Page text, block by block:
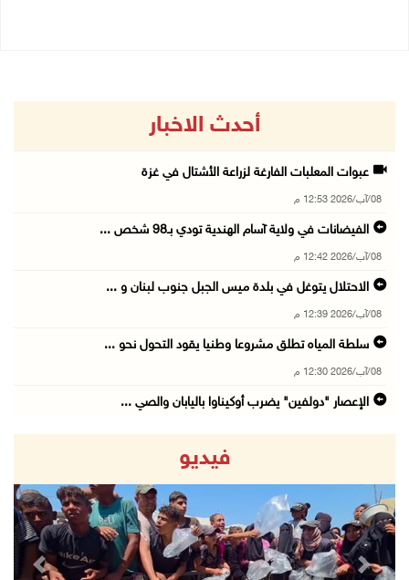
أحدث الاخبار
عبوات المعلبات الفارغة لزراعة الأشتال في غزة
08/آب/2026 12:53 م
الفيضانات في ولاية آسام الهندية تودي بـ98 شخص ...
08/آب/2026 12:42 م
الاحتلال يتوغل في بلدة ميس الجبل جنوب لبنان و ...
08/آب/2026 12:39 م
سلطة المياه تطلق مشروعا وطنيا يقود التحول نحو ...
08/آب/2026 12:30 م
الإعصار "دولفين" يضرب أوكيناوا باليابان والصي ...
08/آب/2026 11:44 ص
الاحتلال يواصل تجريف أراضٍ في سنجل شمال رام ...
08/آب/2026 11:35 ص
منتخبنا الوطني للتايكواندو يستهل مشاركته في ب ...
فيديو
Next